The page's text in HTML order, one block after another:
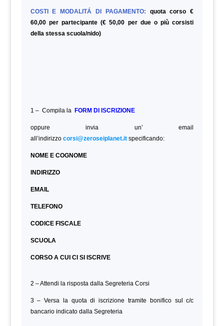
COSTI E MODALITÁ DI PAGAMENTO:
quota corso €
60,00 per partecipante (€ 50,00 per due o più corsisti
della stessa scuola/nido)
1 – Compila la FORM DI ISCRIZIONE
oppure invia un’ email
all’indirizzo corsi@zeroseiplanet.itspecificando:
NOME E COGNOME
INDIRIZZO
EMAIL
TELEFONO
CODICE FISCALE
SCUOLA
CORSO A CUI CI SI ISCRIVE
2 – Attendi la risposta dalla Segreteria Corsi
3 – Versa la quota di iscrizione tramite bonifico sul c/c
bancario indicato dalla Segreteria